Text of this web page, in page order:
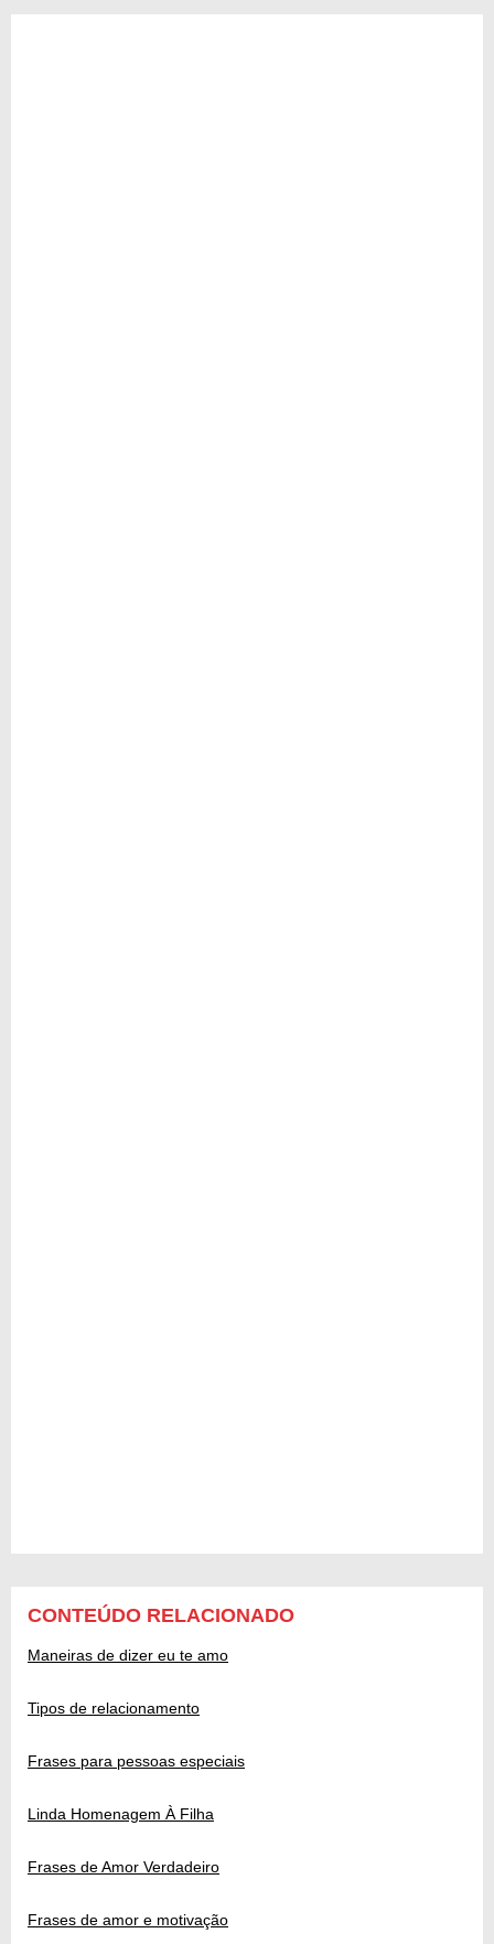
CONTEÚDO RELACIONADO
Maneiras de dizer eu te amo
Tipos de relacionamento
Frases para pessoas especiais
Linda Homenagem À Filha
Frases de Amor Verdadeiro
Frases de amor e motivação